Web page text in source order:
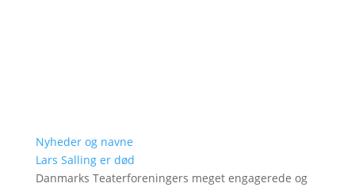
Nyheder og navne
Lars Salling er død
Danmarks Teaterforeningers meget engagerede og